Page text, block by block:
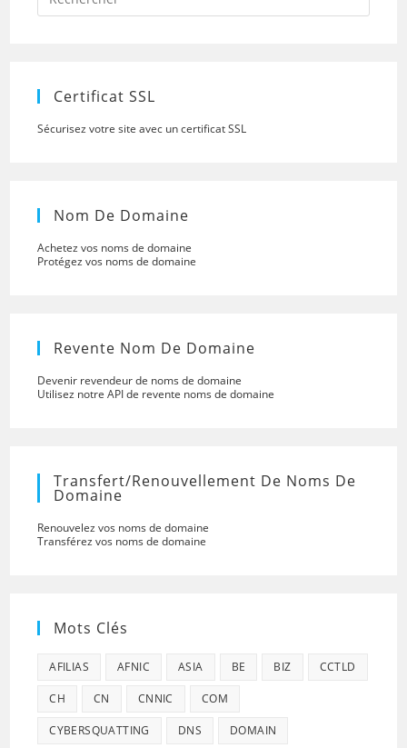
to
Certificat SSL
Sécurisez votre site avec un certificat SSL
Nom De Domaine
Achetez vos noms de domaine
Protégez vos noms de domaine
Revente Nom De Domaine
Devenir revendeur de noms de domaine
Utilisez notre API de revente noms de domaine
Transfert/renouvellement De Noms De
Domaine
Renouvelez vos noms de domaine
Transférez vos noms de domaine
Mots Clés
AFILIAS AFNIC ASIA BE BIZ CCTLD
CH CN CNNIC COM
CYBERSQUATTING DNS DOMAIN